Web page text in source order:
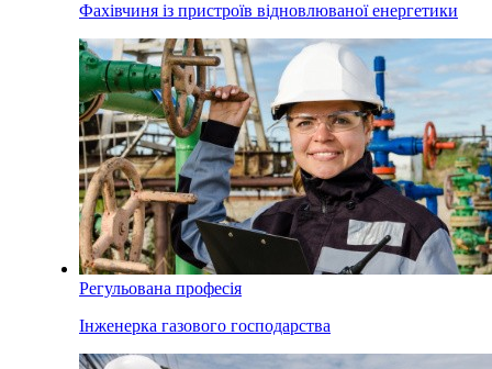
Фахівчиня із пристроїв відновлюваної енергетики
Регульована професія
Інженерка газового господарства